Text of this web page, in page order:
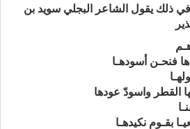
ذلك يقول الشاعر البجلي سويد بن
فنحـن أسودهـا
واسودّ عودها
بقـوم نكيدهـا